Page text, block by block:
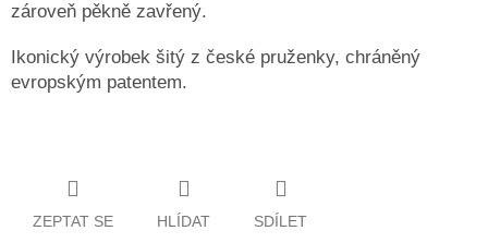
zároveň pěkně zavřený.
Ikonický výrobek šitý z české pruženky, chráněný
evropským patentem.
ZEPTAT SE HLÍDAT SDÍLET